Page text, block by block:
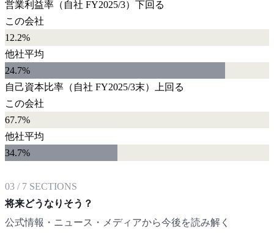
営業利益率 （自社 FY2025/3） 下回る
この会社
12.2%
他社平均
24.7%
自己資本比率 （自社 FY2025/3末）
上回る
この会社
67.7%
他社平均
34.7%
03 / 7 SECTIONS
将来どうなりそう？
公式情報・ニュース・メディアから今後を読み解く